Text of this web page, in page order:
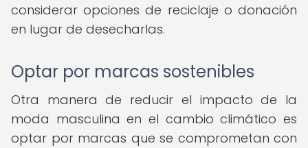
considerar opciones de reciclaje o donación
en lugar de desecharlas.
Optar por marcas sostenibles
Otra manera de reducir el impacto de la
moda masculina en el cambio climático es
optar por marcas que se comprometan con